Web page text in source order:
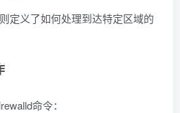
定义了如何处理到达特定区域的
命令：